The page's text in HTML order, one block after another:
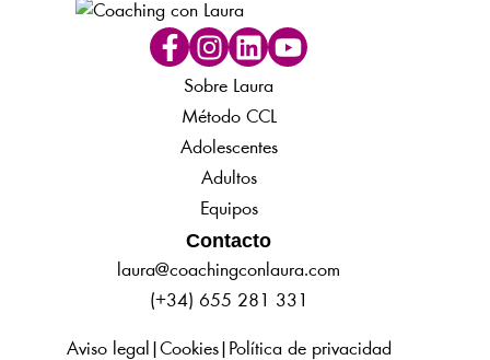
Sobre Laura
Método CCL
Adolescentes
Adultos
Equipos
Contacto
laura@coachingconlaura.com
(+34) 655 281 331
Aviso legal Cookies| Política de privacidad